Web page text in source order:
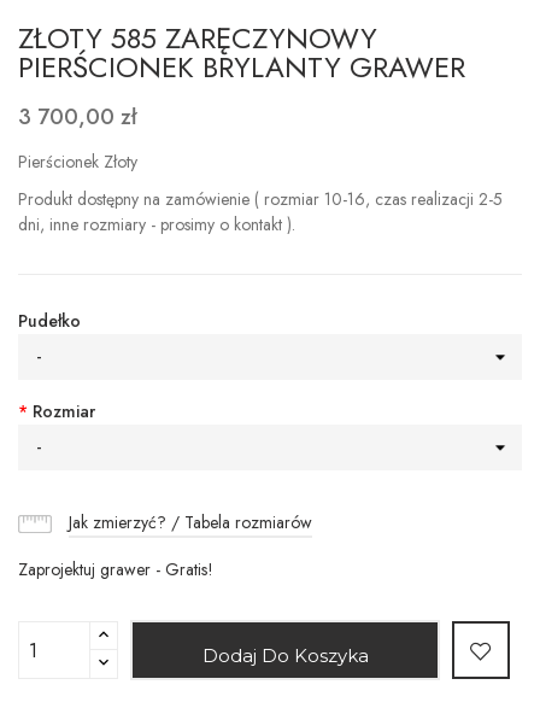
ZŁOTY 585 ZARĘCZYNOWY
PIERŚCIONEK BRYLANTY GRAWER
3 700,00 zł
Pierścionek Złoty
Produkt dostępny na zamówienie ( rozmiar 10-16, czas realizacji 2-5
dni, inne rozmiary - prosimy o kontakt ).
Pudełko
-
* Rozmiar
-
Jak zmierzyć? / Tabela rozmiarów
Zaprojektuj grawer - Gratis!
Dodaj Do Koszyka